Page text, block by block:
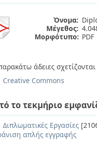
Όνομα:
Μέγεθος:
Μορφότυπο: PDF
άδειες
Creative Commons
το τεκμήριο
Διπλωματικές Εργασίες
απλής εγγραφής